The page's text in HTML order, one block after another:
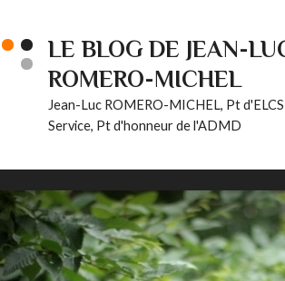
LE BLOG DE JEAN-
ROMERO-MICHEL
Jean-Luc ROMERO-MICHEL, Pt
Service, Pt d'honneur de l'ADMD